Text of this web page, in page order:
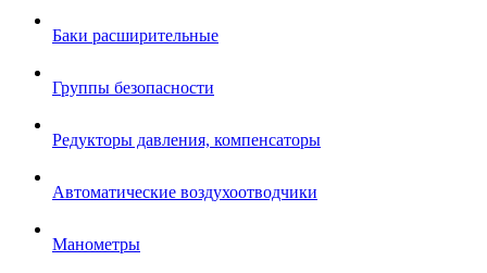
Баки расширительные
Группы безопасности
Редукторы давления, компенсаторы
Автоматические воздухоотводчики
Манометры